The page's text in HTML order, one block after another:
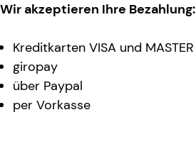
Wir akzeptieren Ihre Bezahlung:
Kreditkarten VISA und MASTER
giropay
über Paypal
per Vorkasse